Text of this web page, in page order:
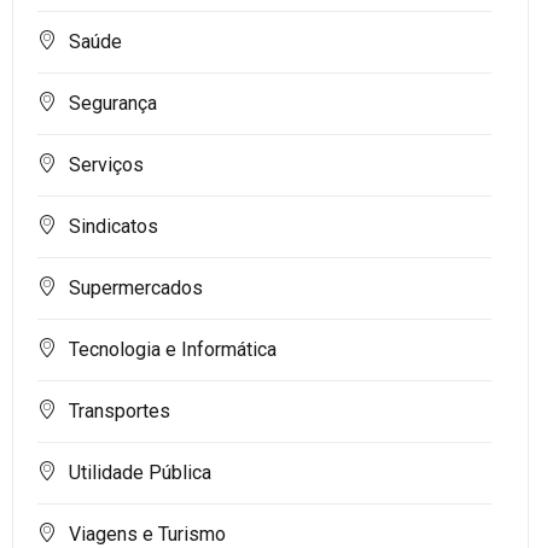
Saúde
Segurança
Serviços
Sindicatos
Supermercados
Tecnologia e Informática
Transportes
Utilidade Pública
Viagens e Turismo